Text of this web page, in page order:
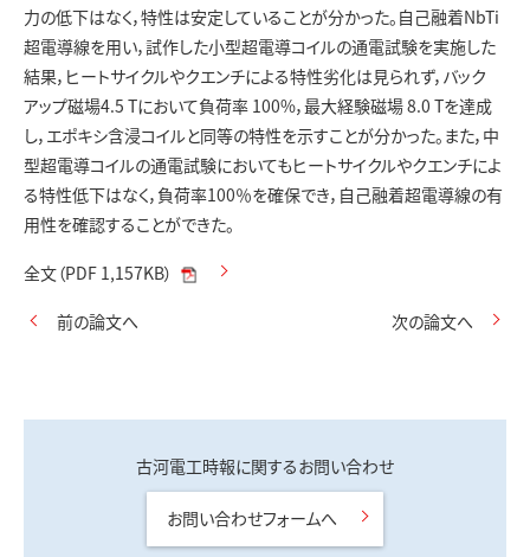
力の低下はなく，特性は安定していることが分かった。自己融着NbTi
超電導線を用い，試作した小型超電導コイルの通電試験を実施した
結果，ヒートサイクルやクエンチによる特性劣化は見られず，バック
アップ磁場4.5 Tにおいて負荷率 100%，最大経験磁場 8.0 Tを達成
し，エポキシ含浸コイルと同等の特性を示すことが分かった。また，中
型超電導コイルの通電試験においてもヒートサイクルやクエンチによ
る特性低下はなく，負荷率100％を確保でき，自己融着超電導線の有
用性を確認することができた。
全文（PDF 1,157KB）
前の論文へ 次の論文へ
古河電工時報に関するお問い合わせ
お問い合わせフォームへ